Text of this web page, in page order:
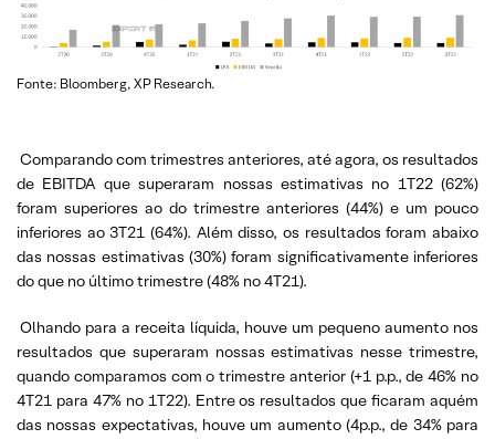
Fonte: Bloomberg, XP Research.
Comparando com trimestres anteriores, até agora, os resultados
de EBITDA que superaram nossas estimativas no 1T22 (62%)
foram superiores ao do trimestre anteriores (44%) e um pouco
inferiores ao 3T21 (64%). Além disso, os resultados foram abaixo
das nossas estimativas (30%) foram significativamente inferiores
do que no último trimestre (48% no 4T21).
Olhando para a receita líquida, houve um pequeno aumento nos
resultados que superaram nossas estimativas nesse trimestre,
quando comparamos com o trimestre anterior (+1 p.p., de 46% no
4T21 para 47% no 1T22). Entre os resultados que ficaram aquém
das nossas expectativas, houve um aumento (4p.p., de 34% para